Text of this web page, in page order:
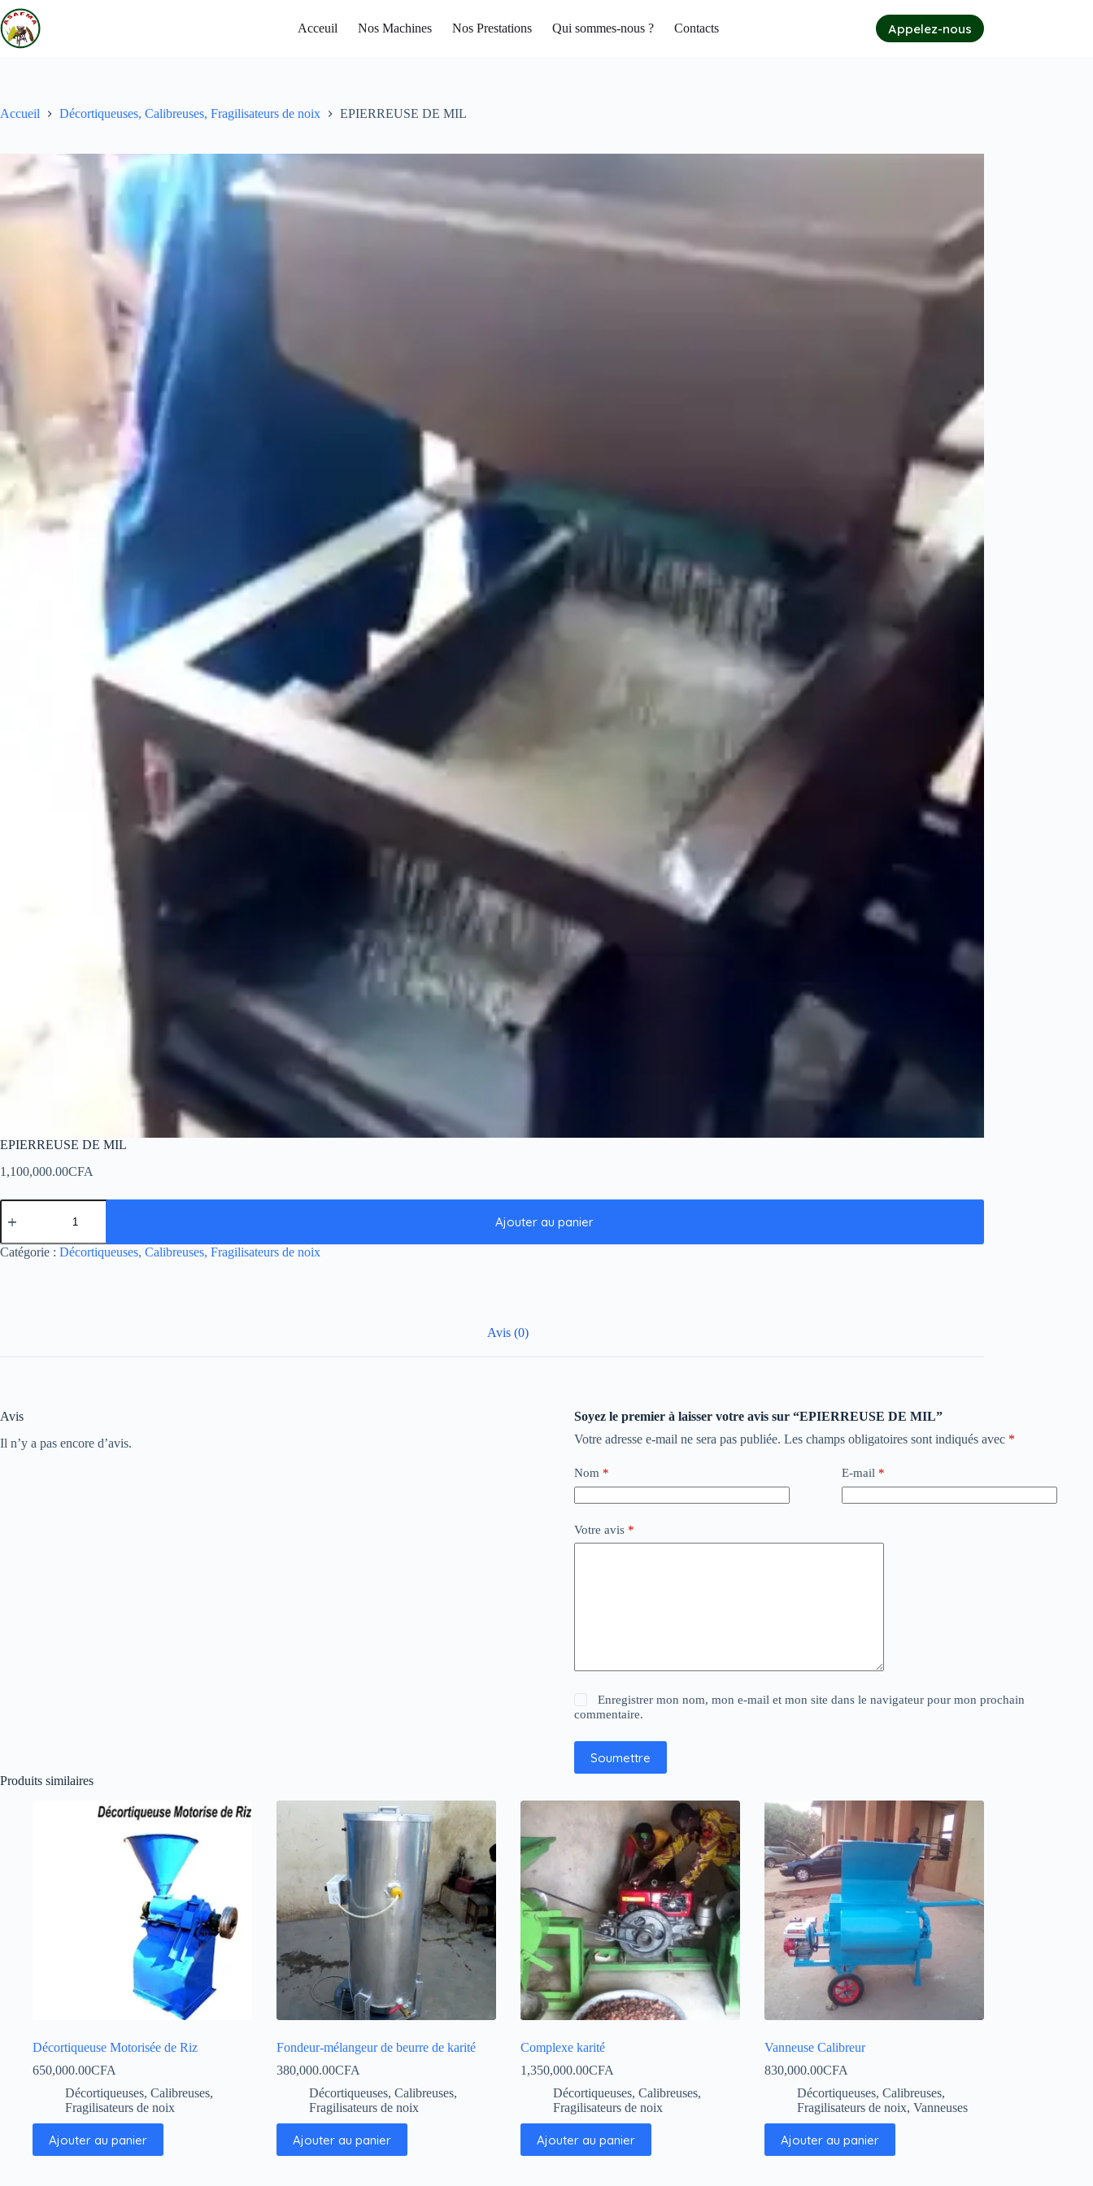
Acceuil Nos Machines Nos Prestations Qui sommes-nous ? Contacts Appelez-nous
Accueil Décortiqueuses, Calibreuses, Fragilisateurs de noix EPIERREUSE DE MIL
EPIERREUSE DE MIL
1,100,000.00CFA
Ajouter au panier
Catégorie : Décortiqueuses, Calibreuses, Fragilisateurs de noix
Avis (0)
Avis
Il n’y a pas encore d’avis.
Soyez le premier à laisser votre avis sur “EPIERREUSE DE MIL”
Votre adresse e-mail ne sera pas publiée. Les champs obligatoires sont indiqués avec *
Nom* E-mail*
Votre avis *
Enregistrer mon nom, mon e-mail et mon site dans le navigateur pour mon prochain
commentaire.
Soumettre
Produits similaires
Décortiqueuse Motorisée de Riz
650,000.00CFA
Décortiqueuses, Calibreuses,
Fragilisateurs de noix
Ajouter au panier
Fondeur-mélangeur de beurre de karité
380,000.00CFA
Décortiqueuses, Calibreuses,
Fragilisateurs de noix
Ajouter au panier
Complexe karité
1,350,000.00CFA
Décortiqueuses, Calibreuses,
Fragilisateurs de noix
Ajouter au panier
Vanneuse Calibreur
830,000.00CFA
Décortiqueuses, Calibreuses,
Fragilisateurs de noix, Vanneuses
Ajouter au panier